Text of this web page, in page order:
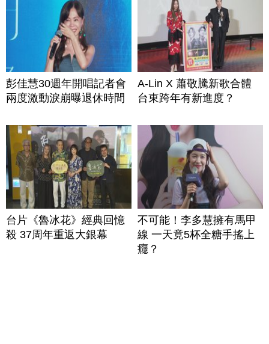
彭佳慧30週年開唱記者會
兩度激動淚崩曝退休時間
A-Lin X 蕭敬騰新歌合體
台東跨年有新進度？
台片《魯冰花》經典回憶
殺 37周年重返大銀幕
不可能！李多慧擁有馬甲
線 一天竟5杯全糖手搖上
癮？